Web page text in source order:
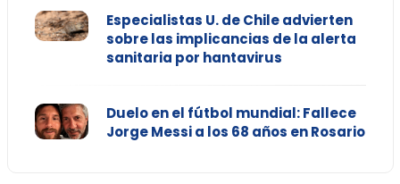
Especialistas U. de Chile advierten
sobre las implicancias de la alerta
sanitaria por hantavirus
Duelo en el fútbol mundial: Fallece
Jorge Messi a los 68 años en Rosario